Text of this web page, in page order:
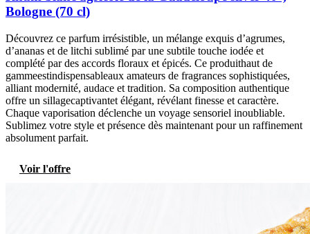
Bologne (70 cl)
Découvrez ce parfum irrésistible, un mélange exquis d’agrumes,
d’ananas et de litchi sublimé par une subtile touche iodée et
complété par des accords floraux et épicés. Ce produithaut de
gammeestindispensableaux amateurs de fragrances sophistiquées,
alliant modernité, audace et tradition. Sa composition authentique
offre un sillagecaptivantet élégant, révélant finesse et caractère.
Chaque vaporisation déclenche un voyage sensoriel inoubliable.
Sublimez votre style et présence dès maintenant pour un raffinement
absolument parfait.
Voir l'offre